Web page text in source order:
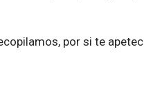
por si te